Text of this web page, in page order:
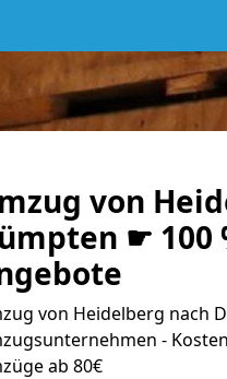
von
☛ 100
von Heidelberg nach
-
ab 80€